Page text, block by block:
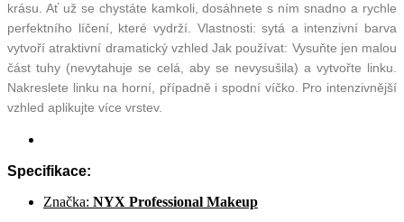
krásu. Ať už se chystáte kamkoli, dosáhnete s ním snadno a rychle
perfektního líčení, které vydrží. Vlastnosti: sytá a intenzivní barva
vytvoří atraktivní dramatický vzhled Jak používat: Vysuňte jen malou
část tuhy (nevytahuje se celá, aby se nevysušila) a vytvořte linku.
Nakreslete linku na horní, případně i spodní víčko. Pro intenzivnější
vzhled aplikujte více vrstev.
Specifikace:
Značka: NYX Professional Makeup